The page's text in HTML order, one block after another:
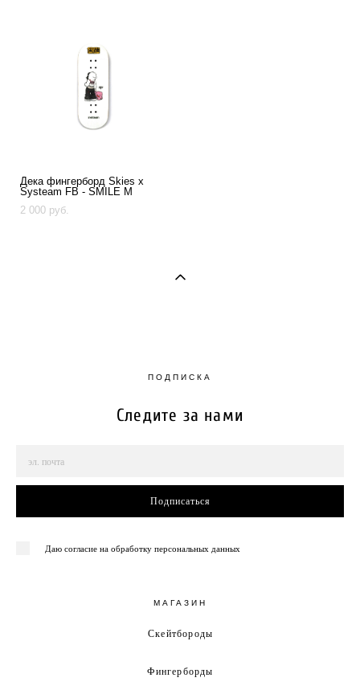
Дека фингерборд Skies x
Systeam FB - SMILE M
2 000 pуб.
ПОДПИСКА
Следите за нами
Подписаться
Даю согласие на обработку персональных данных
МАГАЗИН
Скейтбороды
Фингерборды